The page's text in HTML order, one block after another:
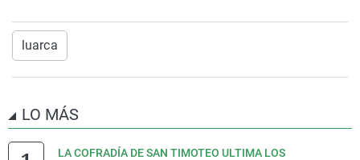
luarca
LO MÁS
LA COFRADÍA DE SAN TIMOTEO ULTIMA LOS